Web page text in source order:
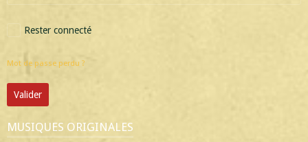
Rester connecté
Mot de passe perdu ?
Valider
MUSIQUES ORIGINALES